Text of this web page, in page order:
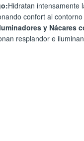
Hidratan intensamente
confort al
y Nácares
resplandor e